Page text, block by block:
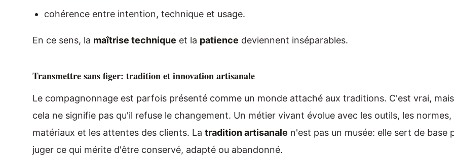
cohérence entre intention, technique et usage.
En ce sens, la maîtrise technique et la patience deviennent inséparables.
Transmettre sans figer: tradition et innovation artisanale
Le compagnonnage est parfois présenté comme un monde attaché aux traditions. C'est vrai, mais
cela ne signifie pas qu'il refuse le changement. Un métier vivant évolue avec les outils, les normes,
matériaux et les attentes des clients. La tradition artisanale n'est pas un musée: elle sert de base
juger ce qui mérite d'être conservé, adapté ou abandonné.